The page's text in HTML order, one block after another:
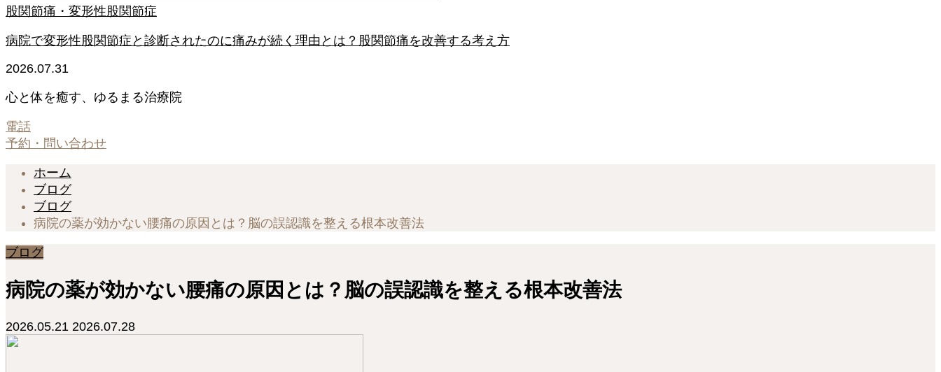
股関節痛・変形性股関節症
病院で変形性股関節症と診断されたのに痛みが続く理由とは？股関節痛を改善する考え方
2026.07.31
心と体を癒す、ゆるまる治療院
電話
予約・問い合わせ
ホーム
ブログ
ブログ
病院の薬が効かない腰痛の原因とは？脳の誤認識を整える根本改善法
ブログ
病院の薬が効かない腰痛の原因とは？脳の誤認識を整える根本改善法
2026.05.21 2026.07.28